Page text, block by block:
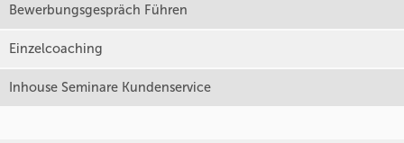
Bewerbungsgespräch Führen
Einzelcoaching
Inhouse Seminare Kundenservice